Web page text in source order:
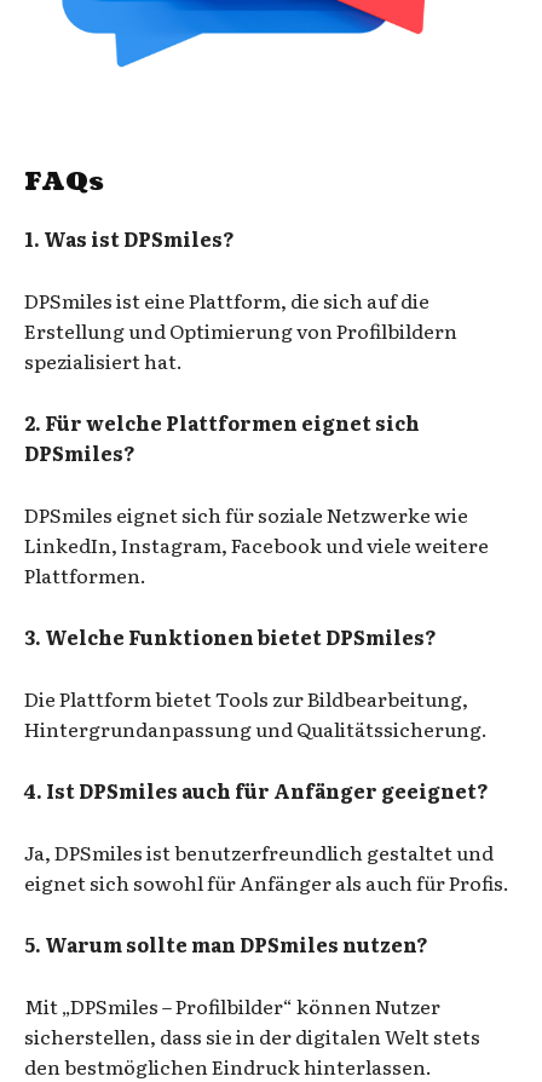
FAQs
1. Was ist DPSmiles?
DPSmiles ist eine Plattform, die sich auf die
Erstellung und Optimierung von Profilbildern
spezialisiert hat.
2. Für welche Plattformen eignet sich
DPSmiles?
DPSmiles eignet sich für soziale Netzwerke wie
LinkedIn, Instagram, Facebook und viele weitere
Plattformen.
3. Welche Funktionen bietet DPSmiles?
Die Plattform bietet Tools zur Bildbearbeitung,
Hintergrundanpassung und Qualitätssicherung.
4. Ist DPSmiles auch für Anfänger geeignet?
Ja, DPSmiles ist benutzerfreundlich gestaltet und
eignet sich sowohl für Anfänger als auch für Profis.
5. Warum sollte man DPSmiles nutzen?
Mit „DPSmiles – Profilbilder“ können Nutzer
sicherstellen, dass sie in der digitalen Welt stets
den bestmöglichen Eindruck hinterlassen.